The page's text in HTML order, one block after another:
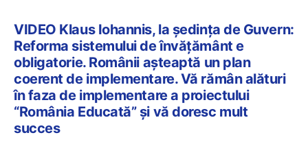
VIDEO Klaus Iohannis, la ședința de Guvern:
Reforma sistemului de învățământ e
obligatorie. Românii așteaptă un plan
coerent de implementare. Vă rămân alături
în faza de implementare a proiectului
“România Educată” și vă doresc mult
succes